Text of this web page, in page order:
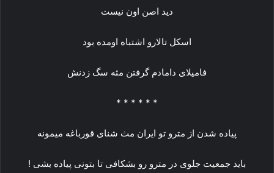
دید اصن اون نیست
اسکل تالارو اشتباه اومده بود
فامیلای دامادم گرفتن مثه سگ زدنش
* * * * * *
پیاده شدن از مترو تو ایران مث شنای قورباغه میمونه
باید جمعیت جلوی در مترو رو بشکافی تا بتونی پیاده بشی !